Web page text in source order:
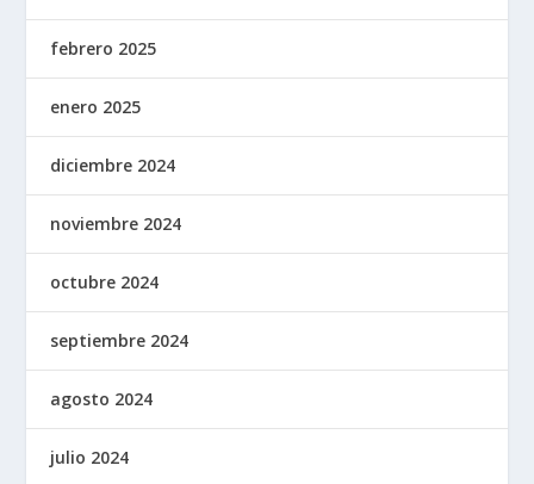
febrero 2025
enero 2025
diciembre 2024
noviembre 2024
octubre 2024
septiembre 2024
agosto 2024
julio 2024